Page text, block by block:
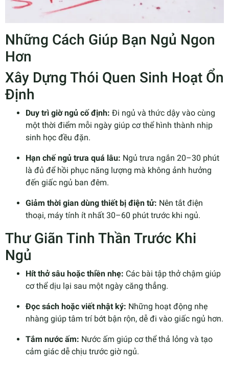
Những Cách Giúp Bạn Ngủ Ngon
Hơn
Xây Dựng Thói Quen Sinh Hoạt Ổn
Định
Duy trì giờ ngủ cố định: Đi ngủ và thức dậy vào cùng
một thời điểm mỗi ngày giúp cơ thể hình thành nhịp
sinh học đều đặn.
Hạn chế ngủ trưa quá lâu: Ngủ trưa ngắn 20–30 phút
là đủ để hồi phục năng lượng mà không ảnh hưởng
đến giấc ngủ ban đêm.
Giảm thời gian dùng thiết bị điện tử: Nên tắt điện
thoại, máy tính ít nhất 30–60 phút trước khi ngủ.
Thư Giãn Tinh Thần Trước Khi
Ngủ
Hít thở sâu hoặc thiền nhẹ: Các bài tập thở chậm giúp
cơ thể dịu lại sau một ngày căng thẳng.
Đọc sách hoặc viết nhật ký: Những hoạt động nhẹ
nhàng giúp tâm trí bớt bận rộn, dễ đi vào giấc ngủ hơn.
Tắm nước ấm: Nước ấm giúp cơ thể thả lỏng và tạo
cảm giác dễ chịu trước giờ ngủ.